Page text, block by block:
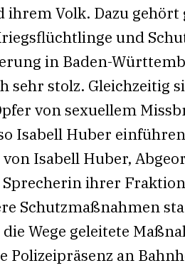
Volk. Dazu gehört
und
in Baden-
stolz. Gleichzeitig
von sexuellem
Isabell Huber
Isabell Huber,
ihrer
Schutzmaßnahmen
Wege geleitete
Polizeipräsenz an